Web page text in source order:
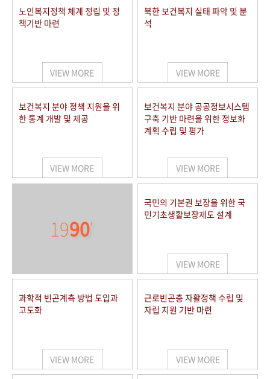
노인복지정책 체계 정립 및 정
책기반 마련
VIEW MORE
북한 보건복지 실태 파악 및 분
석
VIEW MORE
보건복지 분야 정책 지원을 위
한 통계 개발 및 제공
VIEW MORE
보건복지 분야 공공정보시스템
구축 기반 마련을 위한 정보화
계획 수립 및 평가
VIEW MORE
1990'
국민의 기본권 보장을 위한 국
민기초생활보장제도 설계
VIEW MORE
과학적 빈곤계측 방법 도입과
고도화
VIEW MORE
근로빈곤층 자활정책 수립 및
자립 지원 기반 마련
VIEW MORE